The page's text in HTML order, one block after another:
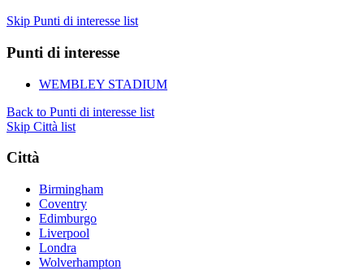
Skip Punti di interesse list
Punti di interesse
WEMBLEY STADIUM
Back to Punti di interesse list
Skip Città list
Città
Birmingham
Coventry
Edimburgo
Liverpool
Londra
Wolverhampton